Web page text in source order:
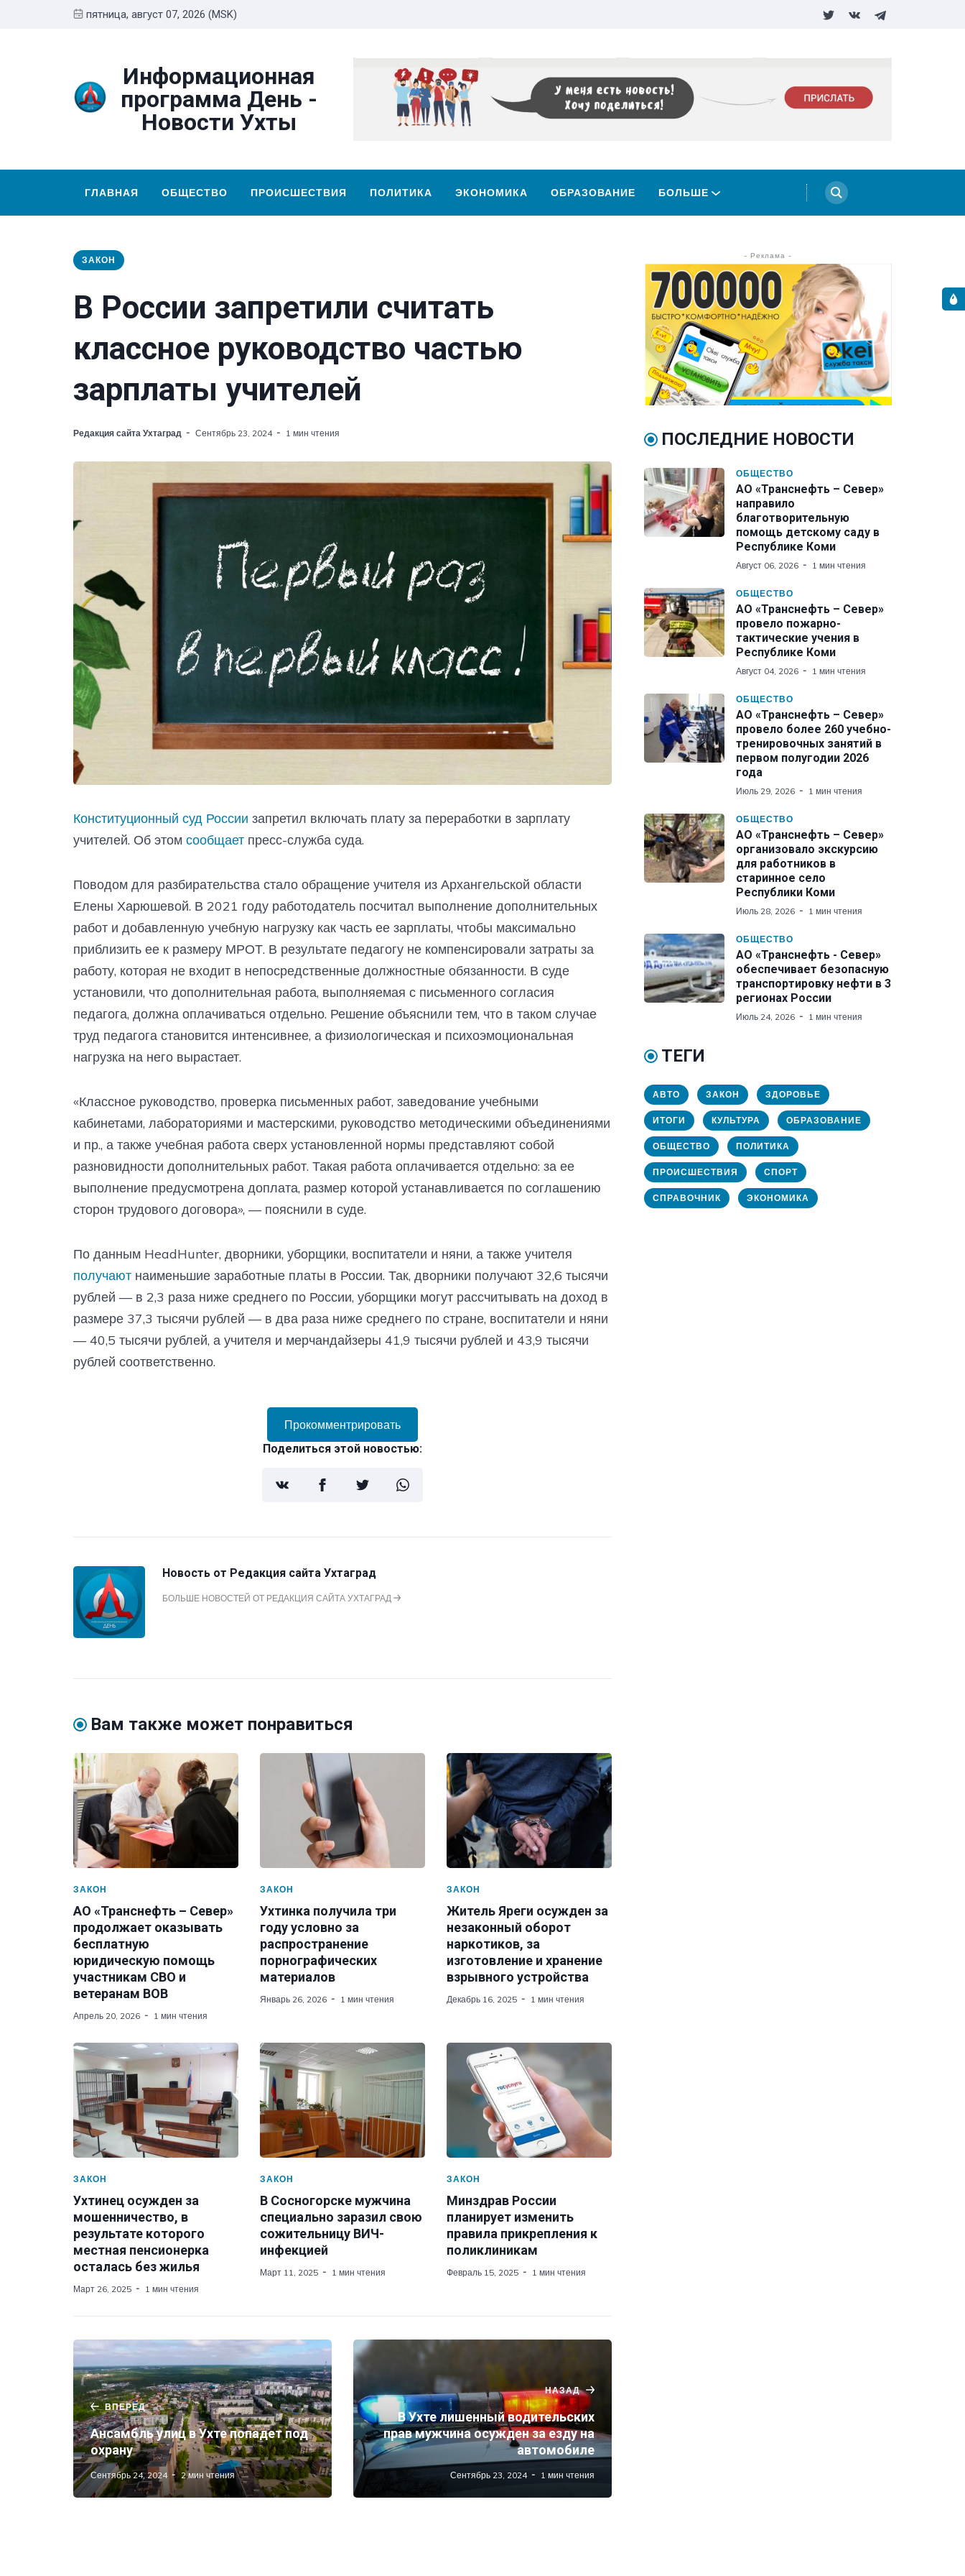
пятница, август 07, 2026 (MSK)
Информационная
программа День -
Новости Ухты
ГЛАВНАЯ ОБЩЕСТВО ПРОИСШЕСТВИЯ ПОЛИТИКА ЭКОНОМИКА ОБРАЗОВАНИЕ БОЛЬШЕ
ЗАКОН
В России запретили считать
классное руководство частью
зарплаты учителей
Редакция сайта Ухтаград Сентябрь 23, 2024 1 мин чтения
Конституционный суд России запретил включать плату за переработки в зарплату
учителей. Об этом сообщает пресс-служба суда.
Поводом для разбирательства стало обращение учителя из Архангельской области
Елены Харюшевой. В 2021 году работодатель посчитал выполнение дополнительных
работ и добавленную учебную нагрузку как часть ее зарплаты, чтобы максимально
приблизить ее к размеру МРОТ. В результате педагогу не компенсировали затраты за
работу, которая не входит в непосредственные должностные обязанности. В суде
установили, что дополнительная работа, выполняемая с письменного согласия
педагога, должна оплачиваться отдельно. Решение объяснили тем, что в таком случае
труд педагога становится интенсивнее, а физиологическая и психоэмоциональная
нагрузка на него вырастает.
«Классное руководство, проверка письменных работ, заведование учебными
кабинетами, лабораториями и мастерскими, руководство методическими объединениями
и пр., а также учебная работа сверх установленной нормы представляют собой
разновидности дополнительных работ. Такая работа оплачивается отдельно: за ее
выполнение предусмотрена доплата, размер которой устанавливается по соглашению
сторон трудового договора», — пояснили в суде.
По данным HeadHunter, дворники, уборщики, воспитатели и няни, а также учителя
получают наименьшие заработные платы в России. Так, дворники получают 32,6 тысячи
рублей — в 2,3 раза ниже среднего по России, уборщики могут рассчитывать на доход в
размере 37,3 тысячи рублей — в два раза ниже среднего по стране, воспитатели и няни
— 40,5 тысячи рублей, а учителя и мерчандайзеры 41,9 тысячи рублей и 43,9 тысячи
рублей соответственно.
Прокомментрировать
Поделиться этой новостью:
Новость от Редакция сайта Ухтаград
БОЛЬШЕ НОВОСТЕЙ ОТ РЕДАКЦИЯ САЙТА УХТАГРАД
Вам также может понравиться
ЗАКОН
АО «Транснефть – Север»
продолжает оказывать
бесплатную
юридическую помощь
участникам СВО и
ветеранам ВОВ
Апрель 20, 2026 1 мин чтения
ЗАКОН
Ухтинка получила три
году условно за
распространение
порнографических
материалов
Январь 26, 2026 1 мин чтения
ЗАКОН
Житель Яреги осужден за
незаконный оборот
наркотиков, за
изготовление и хранение
взрывного устройства
Декабрь 16, 2025 1 мин чтения
ЗАКОН
Ухтинец осужден за
мошенничество, в
результате которого
местная пенсионерка
осталась без жилья
Март 26, 2025 1 мин чтения
ЗАКОН
В Сосногорске мужчина
специально заразил свою
сожительницу ВИЧ-
инфекцией
Март 11, 2025 1 мин чтения
ЗАКОН
Минздрав России
планирует изменить
правила прикрепления к
поликлиникам
Февраль 15, 2025 1 мин чтения
ВПЕРЕД
Ансамбль улиц в Ухте попадет под
охрану
Сентябрь 24, 2024 2 мин чтения
НАЗАД
В Ухте лишенный водительских
прав мужчина осужден за езду на
автомобиле
Сентябрь 23, 2024 1 мин чтения
- Реклама -
ПОСЛЕДНИЕ НОВОСТИ
ОБЩЕСТВО
АО «Транснефть – Север»
направило
благотворительную
помощь детскому саду в
Республике Коми
Август 06, 2026 1 мин чтения
ОБЩЕСТВО
АО «Транснефть – Север»
провело пожарно-
тактические учения в
Республике Коми
Август 04, 2026 1 мин чтения
ОБЩЕСТВО
АО «Транснефть – Север»
провело более 260 учебно-
тренировочных занятий в
первом полугодии 2026
года
Июль 29, 2026 1 мин чтения
ОБЩЕСТВО
АО «Транснефть – Север»
организовало экскурсию
для работников в
старинное село
Республики Коми
Июль 28, 2026 1 мин чтения
ОБЩЕСТВО
АО «Транснефть - Север»
обеспечивает безопасную
транспортировку нефти в 3
регионах России
Июль 24, 2026 1 мин чтения
ТЕГИ
АВТО ЗАКОН ЗДОРОВЬЕ
ИТОГИ КУЛЬТУРА ОБРАЗОВАНИЕ
ОБЩЕСТВО ПОЛИТИКА
ПРОИСШЕСТВИЯ СПОРТ
СПРАВОЧНИК ЭКОНОМИКА